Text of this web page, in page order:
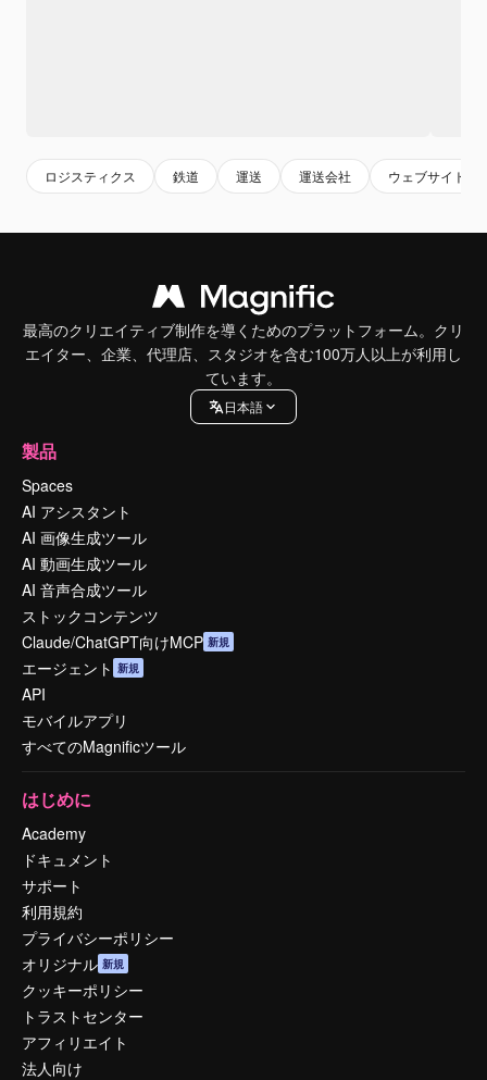
ロジスティクス 鉄道 運送 運送会社 ウェブサイト
最高のクリエイティブ制作を導くためのプラットフォーム。クリ
エイター、企業、代理店、スタジオを含む100万人以上が利用し
ています。
日本語
製品
Spaces
AI アシスタント
AI 画像生成ツール
AI 動画生成ツール
AI 音声合成ツール
ストックコンテンツ
Claude/ChatGPT向けMCP 新規
エージェント 新規
API
モバイルアプリ
すべてのMagnificツール
はじめに
Academy
ドキュメント
サポート
利用規約
プライバシーポリシー
オリジナル 新規
クッキーポリシー
トラストセンター
アフィリエイト
法人向け